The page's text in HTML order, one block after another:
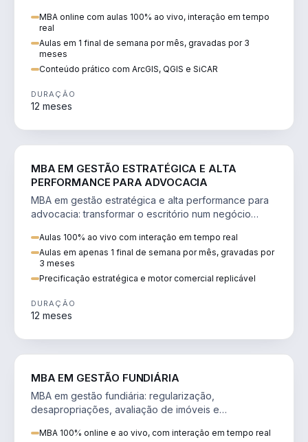
MBA online com aulas 100% ao vivo, interação em tempo
real
Aulas em 1 final de semana por mês, gravadas por 3
meses
Conteúdo prático com ArcGIS, QGIS e SiCAR
DURAÇÃO
12 meses
MBA EM GESTÃO ESTRATÉGICA E ALTA
PERFORMANCE PARA ADVOCACIA
MBA em gestão estratégica e alta performance para
advocacia: transformar o escritório num negócio
Aulas 100% ao vivo com interação em tempo real
Aulas em apenas 1 final de semana por mês, gravadas por
3 meses
Precificação estratégica e motor comercial replicável
DURAÇÃO
12 meses
MBA EM GESTÃO FUNDIÁRIA
MBA em gestão fundiária: regularização,
desapropriações, avaliação de imóveis e
MBA 100% online e ao vivo, com interação em tempo real